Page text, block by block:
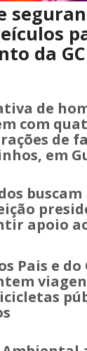
da
de
com
de
em
apoio
Pais e